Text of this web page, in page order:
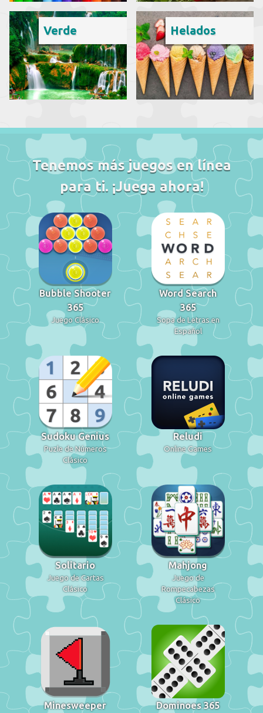
Verde Helados
Tenemos más juegos en línea
para ti. ¡Juega ahora!
Bubble Shooter
365
Juego Clásico
Word Search
365
Sopa de Letras en
Español
Sudoku Genius
Puzle de Números
Clásico
Reludi
Online Games
Solitario
Juego de Cartas
Clásico
Mahjong
Juego de
Rompecabezas
Clásico
Minesweeper Dominoes 365